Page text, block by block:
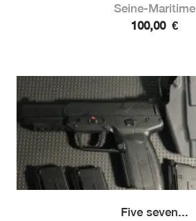
Seine-Maritime
100,00 €
Five seven...